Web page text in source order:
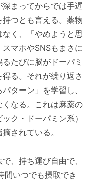
まってからでは手遅
つとも言える。薬物
く、「やめようと思
マホやSNSもまさに
たびに脳がドーパミ
る。それが繰り返さ
ターン」を学習し、
なる。これは麻薬の
ク・ドーパミン系）
されている。
、持ち運び自由で、
間いつでも摂取でき